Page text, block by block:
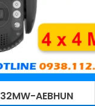
AEBHUN